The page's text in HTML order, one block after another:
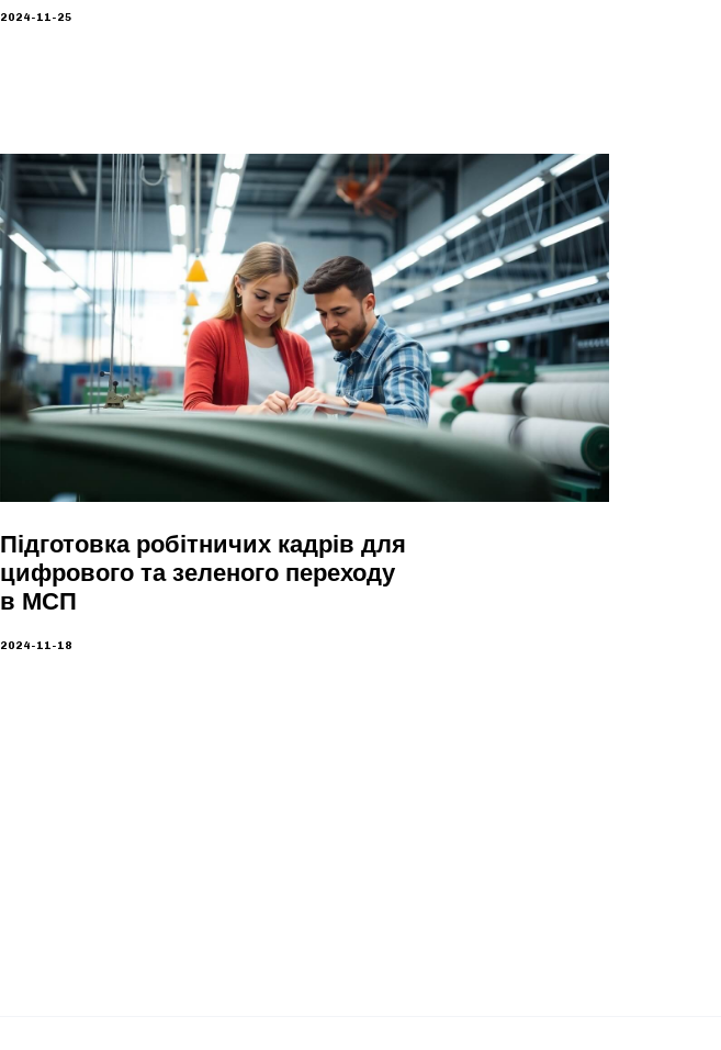
2024-11-25
Підготовка робітничих кадрів для
цифрового та зеленого переходу
в МСП
2024-11-18